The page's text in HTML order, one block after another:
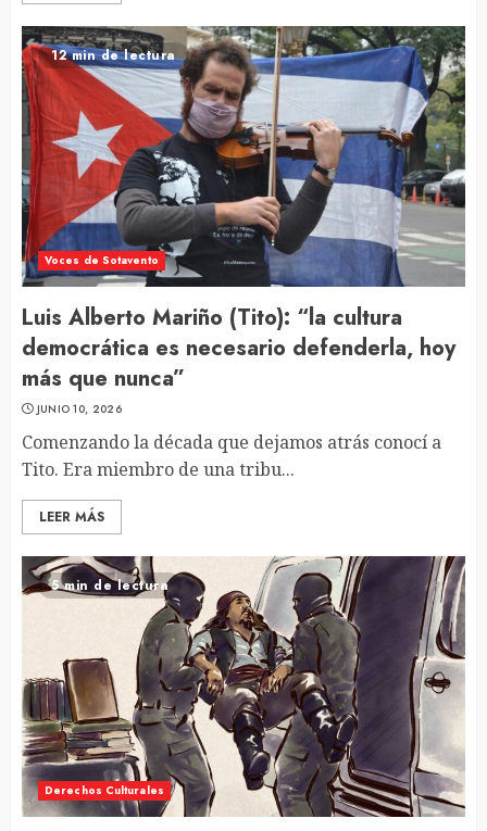
12 min de lectura
Voces de Sotavento
Luis Alberto Mariño (Tito): “la cultura
democrática es necesario defenderla, hoy
más que nunca”
JUNIO 10, 2026
Comenzando la década que dejamos atrás conocí a
Tito. Era miembro de una tribu...
LEER MÁS
5 min de lectura
Derechos Culturales